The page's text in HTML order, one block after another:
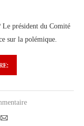
président du Comité
sur la polémique.